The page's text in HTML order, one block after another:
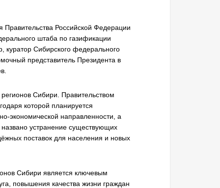
Правительства Российской Федерации
штаба по газификации
куратор Сибирского федерального
представитель Президента в
Сибири. Правительством
которой планируется
экономической направленности, а
устранение существующих
поставок для населения и новых
Сибири является ключевым
повышения качества жизни граждан